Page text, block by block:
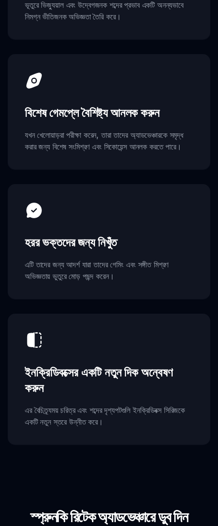
ভূতুরে ভিজ্যুয়াল এবং উদ্বেগজনক শব্দের প্রভাব একটি অনন্যভাবে
নিমগ্ন ভীতিজনক অভিজ্ঞতা তৈরি করে।
বিশেষ গেমপ্লে বৈশিষ্ট্য আনলক করুন
যখন খেলোয়াড়রা পরীক্ষা করেন, তারা তাদের অ্যাডভেঞ্চারকে সমৃদ্ধ
করার জন্য বিশেষ সংমিশ্রণ এবং সিকোয়েন্স আনলক করতে পারে।
হরর ভক্তদের জন্য নিখুঁত
এটি তাদের জন্য আদর্শ যারা তাদের গেমিং এবং সঙ্গীত মিশ্রণ
অভিজ্ঞতায় ভুতুরে মোড় পছন্দ করেন।
ইনক্রিডিবক্সের একটি নতুন দিক অন্বেষণ
করুন
এর বৈচিত্র্যময় চরিত্র এবং শব্দের দৃশ্যপটগুলি ইনক্রিডিবক্স সিরিজকে
একটি নতুন স্তরে উন্নীত করে।
স্প্রুনকি রিটেক অ্যাডভেঞ্চারে ডুব দিন